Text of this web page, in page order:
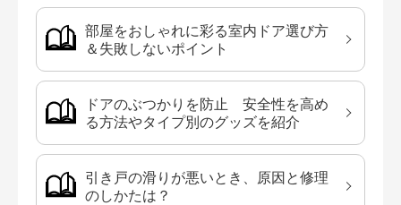
部屋をおしゃれに彩る室内ドア選び方
＆失敗しないポイント
ドアのぶつかりを防止 安全性を高め
る方法やタイプ別のグッズを紹介
引き戸の滑りが悪いとき、原因と修理
のしかたは？